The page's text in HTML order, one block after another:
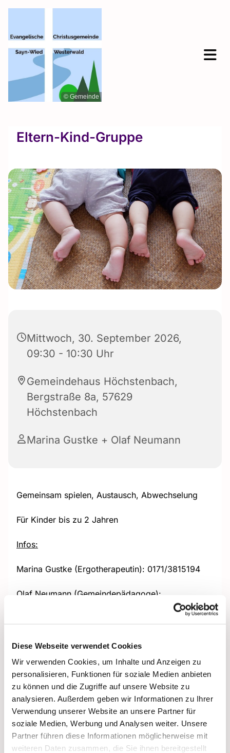
Diese Webseite verwendet Cookies
Wir verwenden Cookies, um Inhalte und Anzeigen zu
personalisieren, Funktionen für soziale Medien anbieten
zu können und die Zugriffe auf unsere Website zu
analysieren. Außerdem geben wir Informationen zu Ihrer
Verwendung unserer Website an unsere Partner für
soziale Medien, Werbung und Analysen weiter. Unsere
Partner führen diese Informationen möglicherweise mit
weiteren Daten zusammen, die Sie ihnen bereitgestellt
© Gemeinde
Eltern-Kind-Gruppe
Mittwoch, 30. September 2026,
09:30 - 10:30 Uhr
Gemeindehaus Höchstenbach,
Bergstraße 8a, 57629
Höchstenbach
Marina Gustke + Olaf Neumann
Gemeinsam spielen, Austausch, Abwechselung
Für Kinder bis zu 2 Jahren
Infos:
Marina Gustke (Ergotherapeutin): 0171/3815194
Olaf Neumann (Gemeindepädagoge):
0151/53510827 + Olaf.Neumann@ekhn.de